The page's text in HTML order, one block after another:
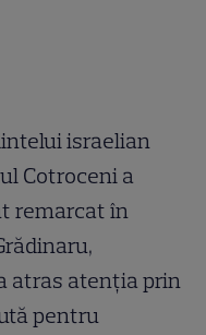
israelian
Cotroceni a
remarcat în
atras atenția prin
pentru